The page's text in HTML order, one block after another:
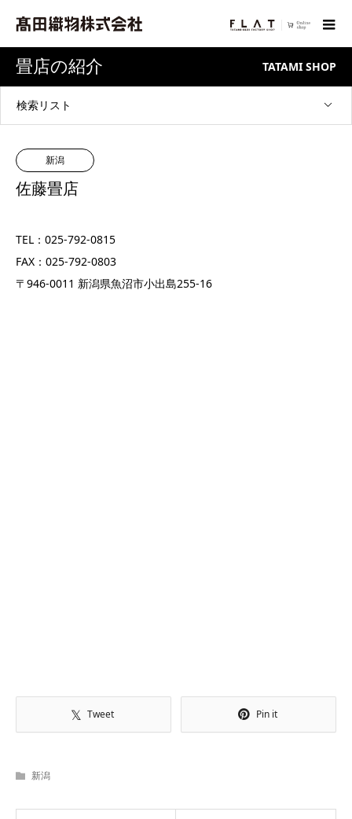
畳店の紹介 TATAMI SHOP
検索リスト
新潟
佐藤畳店
TEL：025-792-0815
FAX：025-792-0803
〒946-0011 新潟県魚沼市小出島255-16
Tweet Pin it
新潟